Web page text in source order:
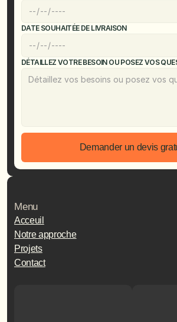
DATE SOUHAITÉE DE LIVRAISON
DÉTAILLEZ VOTRE BESOIN OU POSEZ VOS
Demander un devis
Menu
Acceuil
Notre approche
Projets
Contact